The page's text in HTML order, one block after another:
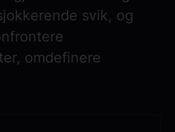
svik, og
omdefinere